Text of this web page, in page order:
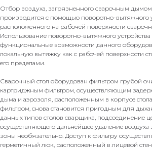
Отбор воздуха, загрязненного сварочным
производится с помощью поворотно-вытяжного
расположенного на рабочей поверхности
Использование поворотно-вытяжного
функциональные возможности данного
локальную вытяжку как с рабочей поверхности
его пределами.
Сварочный стол оборудован фильтром грубой
картриджным фильтром, осуществляющим
дыма и аэрозоля, расположенным в корпусе
фильтром, снова становится пригодным для
данных типов столов сварщика, подсоединение
осуществляющего дальнейшее удаление воздуха
зоны необязательно. Доступ к фильтру
герметичный люк, расположенный в лицевой